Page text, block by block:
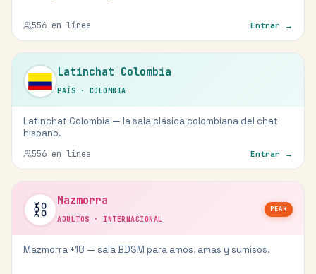
556 en línea Entrar →
Latinchat Colombia
PAÍS · COLOMBIA
Latinchat Colombia — la sala clásica colombiana del chat
hispano.
556 en línea Entrar →
⛓️ Mazmorra
ADULTOS · INTERNACIONAL
PEAK
Mazmorra +18 — sala BDSM para amos, amas y sumisos.